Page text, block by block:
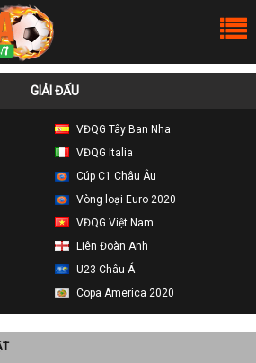
GIẢI ĐẤU
VĐQG Tây Ban Nha
VĐQG Italia
Cúp C1 Châu Âu
Vòng loại Euro 2020
VĐQG Việt Nam
Liên Đoàn Anh
U23 Châu Á
Copa America 2020